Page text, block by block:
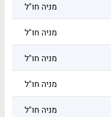
מניה חו"ל
מניה חו"ל
מניה חו"ל
מניה חו"ל
מניה חו"ל